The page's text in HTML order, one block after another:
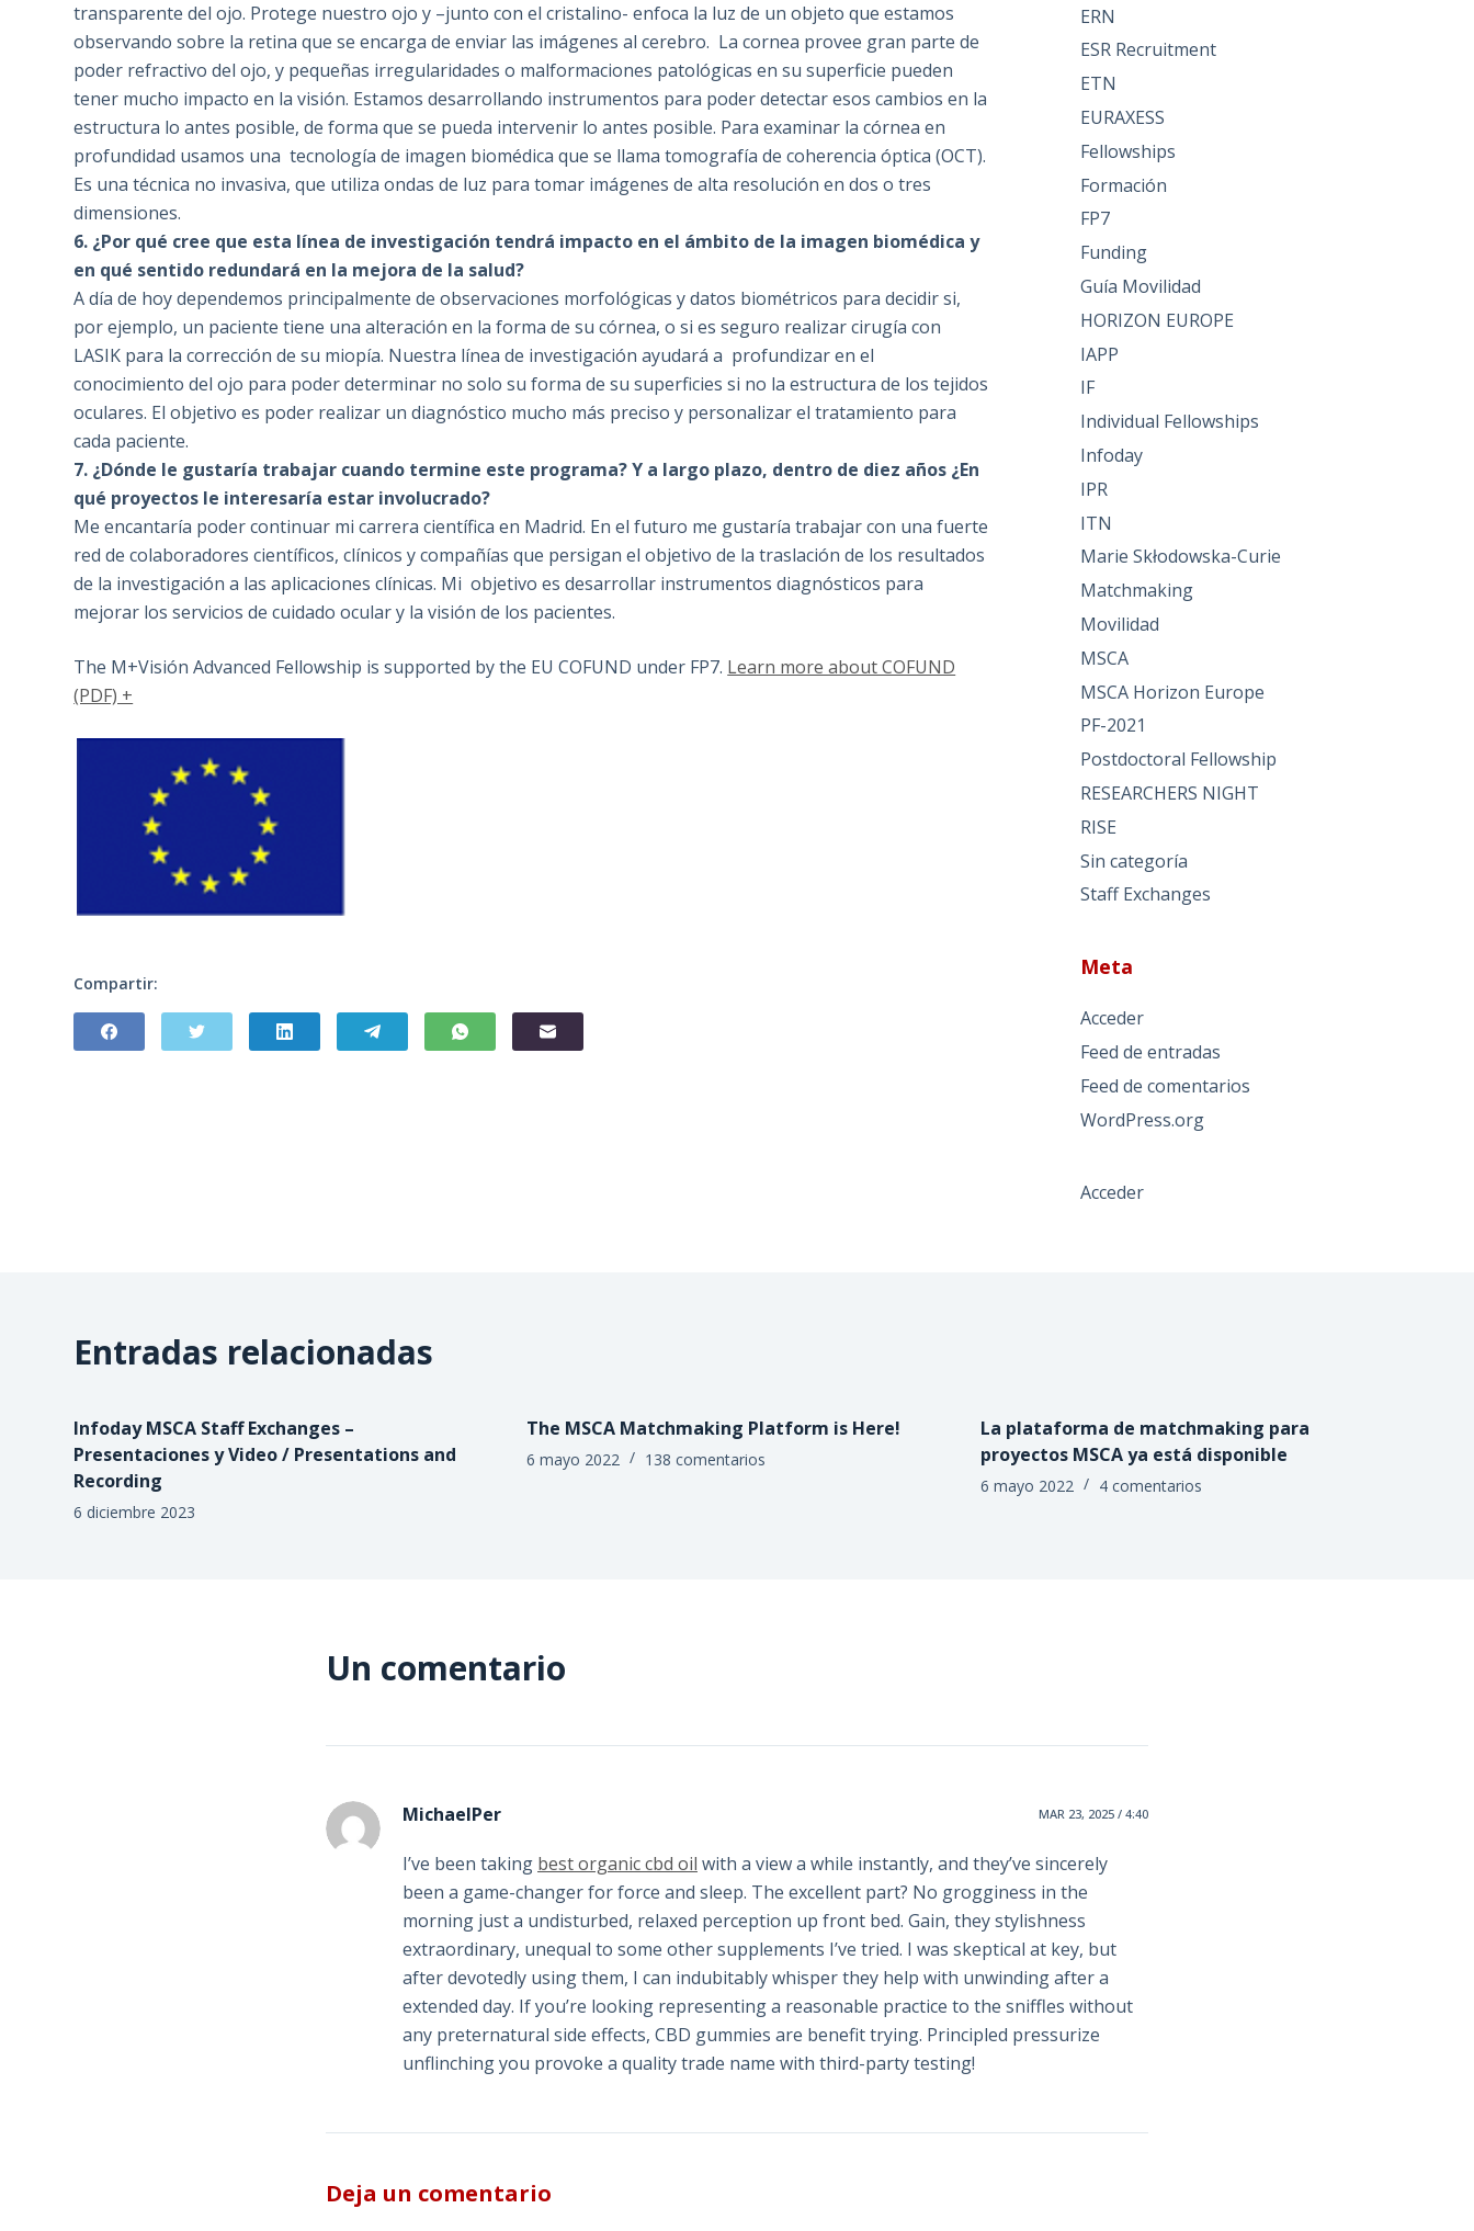
transparente del ojo. Protege nuestro ojo y –junto con el cristalino- enfoca la luz de un objeto que estamos
observando sobre la retina que se encarga de enviar las imágenes al cerebro. La cornea provee gran parte de
poder refractivo del ojo, y pequeñas irregularidades o malformaciones patológicas en su superficie pueden
tener mucho impacto en la visión. Estamos desarrollando instrumentos para poder detectar esos cambios en la
estructura lo antes posible, de forma que se pueda intervenir lo antes posible. Para examinar la córnea en
profundidad usamos una tecnología de imagen biomédica que se llama tomografía de coherencia óptica (OCT).
Es una técnica no invasiva, que utiliza ondas de luz para tomar imágenes de alta resolución en dos o tres
dimensiones.
6. ¿Por qué cree que esta línea de investigación tendrá impacto en el ámbito de la imagen biomédica y
en qué sentido redundará en la mejora de la salud?
A día de hoy dependemos principalmente de observaciones morfológicas y datos biométricos para decidir si,
por ejemplo, un paciente tiene una alteración en la forma de su córnea, o si es seguro realizar cirugía con
LASIK para la corrección de su miopía. Nuestra línea de investigación ayudará a profundizar en el
conocimiento del ojo para poder determinar no solo su forma de su superficies si no la estructura de los tejidos
oculares. El objetivo es poder realizar un diagnóstico mucho más preciso y personalizar el tratamiento para
cada paciente.
7. ¿Dónde le gustaría trabajar cuando termine este programa? Y a largo plazo, dentro de diez años ¿En
qué proyectos le interesaría estar involucrado?
Me encantaría poder continuar mi carrera científica en Madrid. En el futuro me gustaría trabajar con una fuerte
red de colaboradores científicos, clínicos y compañías que persigan el objetivo de la traslación de los resultados
de la investigación a las aplicaciones clínicas. Mi objetivo es desarrollar instrumentos diagnósticos para
mejorar los servicios de cuidado ocular y la visión de los pacientes.
The M+Visión Advanced Fellowship is supported by the EU COFUND under FP7. Learn more about COFUND
(PDF) +
Compartir:
ERN
ESR Recruitment
ETN
EURAXESS
Fellowships
Formación
FP7
Funding
Guía Movilidad
HORIZON EUROPE
IAPP
IF
Individual Fellowships
Infoday
IPR
ITN
Marie Skłodowska-Curie
Matchmaking
Movilidad
MSCA
MSCA Horizon Europe
PF-2021
Postdoctoral Fellowship
RESEARCHERS NIGHT
RISE
Sin categoría
Staff Exchanges
Meta
Acceder
Feed de entradas
Feed de comentarios
WordPress.org
Acceder
Entradas relacionadas
Infoday MSCA Staff Exchanges –
Presentaciones y Video / Presentations and
Recording
6 diciembre 2023
The MSCA Matchmaking Platform is Here!
6 mayo 2022 138 comentarios
La plataforma de matchmaking para
proyectos MSCA ya está disponible
6 mayo 2022 4 comentarios
Un comentario
MichaelPer MAR 23, 2025 / 4:40
I’ve been taking best organic cbd oil with a view a while instantly, and they’ve sincerely
been a game-changer for force and sleep. The excellent part? No grogginess in the
morning just a undisturbed, relaxed perception up front bed. Gain, they stylishness
extraordinary, unequal to some other supplements I’ve tried. I was skeptical at key, but
after devotedly using them, I can indubitably whisper they help with unwinding after a
extended day. If you’re looking representing a reasonable practice to the sniffles without
any preternatural side effects, CBD gummies are benefit trying. Principled pressurize
unflinching you provoke a quality trade name with third-party testing!
Deja un comentario